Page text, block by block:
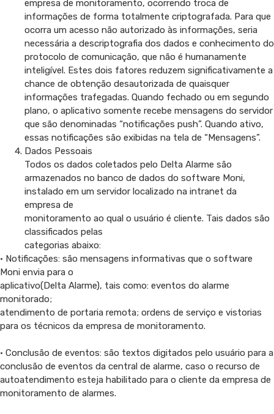
empresa de monitoramento, ocorrendo troca de
informações de forma totalmente criptografada. Para que
ocorra um acesso não autorizado às informações, seria
necessária a descriptografia dos dados e conhecimento do
protocolo de comunicação, que não é humanamente
inteligível. Estes dois fatores reduzem significativamente a
chance de obtenção desautorizada de quaisquer
informações trafegadas. Quando fechado ou em segundo
plano, o aplicativo somente recebe mensagens do servidor
que são denominadas “notificações push”. Quando ativo,
essas notificações são exibidas na tela de “Mensagens”.
Dados Pessoais
Todos os dados coletados pelo Delta Alarme são
armazenados no banco de dados do software Moni,
instalado em um servidor localizado na intranet da
empresa de
monitoramento ao qual o usuário é cliente. Tais dados são
classificados pelas
categorias abaixo:
• Notificações: são mensagens informativas que o software
Moni envia para o
aplicativo(Delta Alarme), tais como: eventos do alarme
monitorado;
atendimento de portaria remota; ordens de serviço e vistorias
para os técnicos da empresa de monitoramento.
• Conclusão de eventos: são textos digitados pelo usuário para a
conclusão de eventos da central de alarme, caso o recurso de
autoatendimento esteja habilitado para o cliente da empresa de
monitoramento de alarmes.